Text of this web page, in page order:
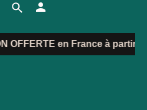
OFFERTE en France à partir